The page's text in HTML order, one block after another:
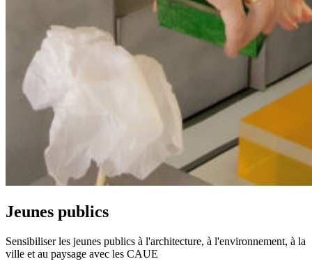
Jeunes publics
Sensibiliser les jeunes publics à l'architecture, à l'environnement, à la
ville et au paysage avec les CAUE